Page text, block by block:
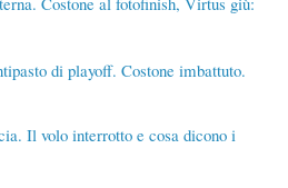
di playoff. Costone imbattuto.
Il volo interrotto e cosa dicono i